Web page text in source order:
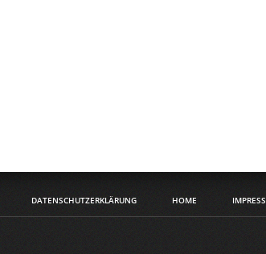
DATENSCHUTZERKLÄRUNG HOME